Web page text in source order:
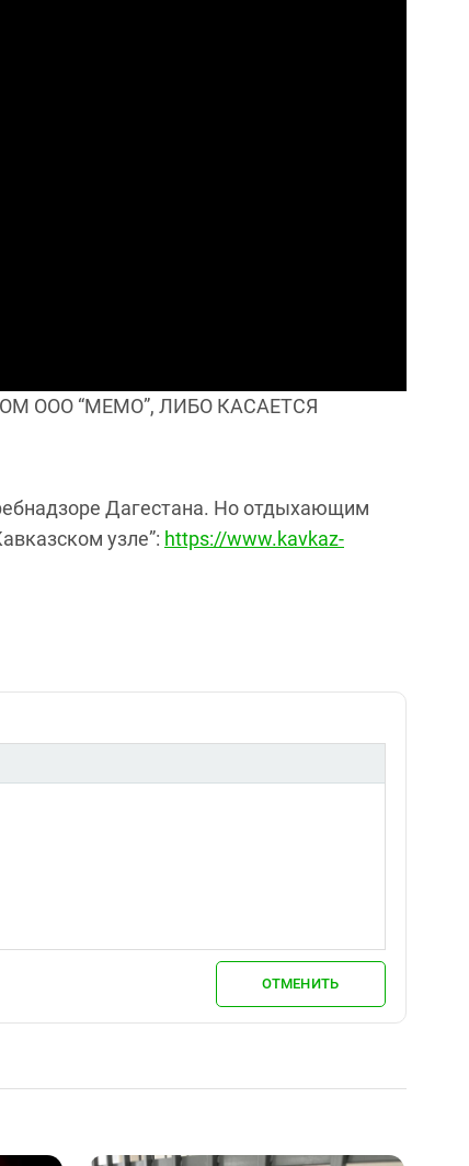
ООО “МЕМО”, ЛИБО КАСАЕТСЯ
Дагестана. Но отдыхающим
узле”: https://www.kavkaz-
ОТМЕНИТЬ